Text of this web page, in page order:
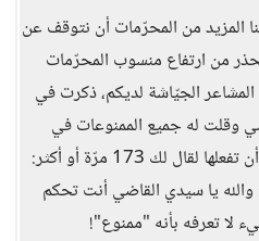
المزيد من المحرّمات أن نتوقف عن
من ارتفاع منسوب المحرّمات
الجيّاشة لديكم، ذكرت في
وقلت له جميع الممنوعات في
الدستور وسألته أيجوز أن تفعلها لقال لك 173 مرّة أو أكثر:
يا سيدي القاضي أنت تحكم
لا تعرفه بأنه "ممنوع"!